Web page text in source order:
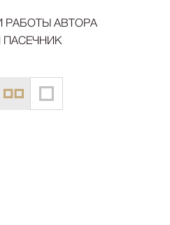
РАБОТЫ АВТОРА
ПАСЕЧНИК